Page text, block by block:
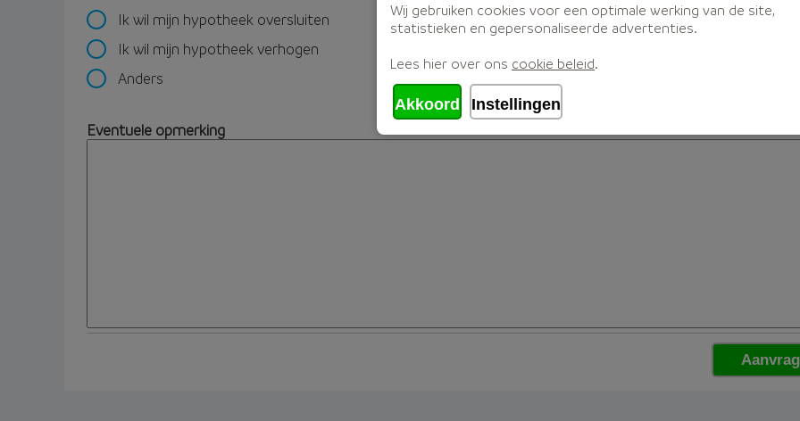
Ik wil mijn hypotheek oversluiten
Ik wil mijn hypotheek verhogen
Anders
Eventuele opmerking
Wij gebruiken cookies voor een optimale werking van de site,
statistieken en gepersonaliseerde advertenties.
Lees hier over ons cookie beleid.
Akkoord Instellingen